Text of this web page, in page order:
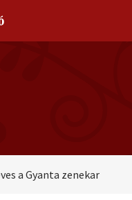
a Gyanta zenekar